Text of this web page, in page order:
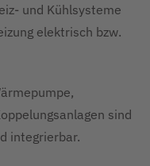
und Kühlsysteme
elektrisch bzw.
sind
integrierbar.